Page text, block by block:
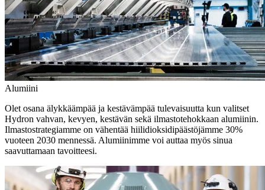
Alumiini
Olet osana älykkäämpää ja kestävämpää tulevaisuutta kun valitset
Hydron vahvan, kevyen, kestävän sekä ilmastotehokkaan alumiinin.
Ilmastostrategiamme on vähentää hiilidioksidipäästöjämme 30%
vuoteen 2030 mennessä. Alumiinimme voi auttaa myös sinua
saavuttamaan tavoitteesi.